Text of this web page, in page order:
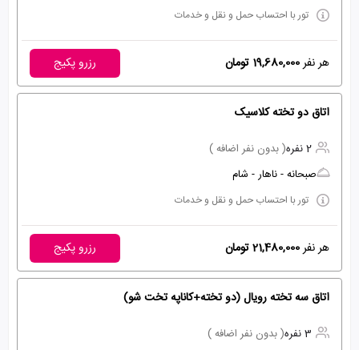
تور با احتساب حمل و نقل و خدمات
هر نفر19,680,000 تومان رزرو پکیج
اتاق دو تخته کلاسیک
2 نفره
( بدون نفر اضافه )
صبحانه - ناهار - شام
تور با احتساب حمل و نقل و خدمات
هر نفر21,480,000 تومان رزرو پکیج
اتاق سه تخته رویال (دو تخته+کاناپه تخت شو)
3 نفره
( بدون نفر اضافه )